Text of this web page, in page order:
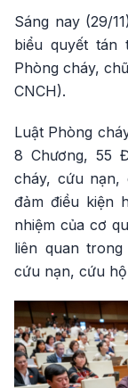
Sáng nay (29/
biểu quyết tán
Phòng cháy,
CNCH).
Luật Phòng
8 Chương, 55
cháy, cứu nạn,
đảm điều kiện
nhiệm của cơ
liên quan
cứu nạn, cứu